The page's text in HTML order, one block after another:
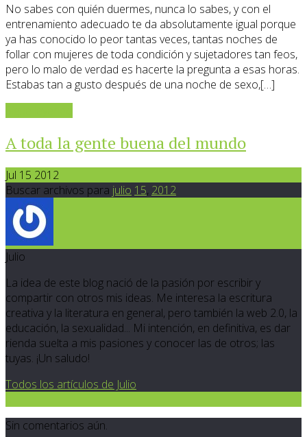
No sabes con quién duermes, nunca lo sabes, y con el
entrenamiento adecuado te da absolutamente igual porque
ya has conocido lo peor tantas veces, tantas noches de
follar con mujeres de toda condición y sujetadores tan feos,
pero lo malo de verdad es hacerte la pregunta a esas horas.
Estabas tan a gusto después de una noche de sexo,[…]
A toda la gente buena del mundo
Jul 15 2012
Buscar archivos para julio 15, 2012
Julio
La idea de este blog nació de la pasión por escribir y
compartir con otros mis ideas. Me interesa la escritura
creativa y la literatura en general, pero también la web 2.0, la
educación, la sexualidad... Mi intención, en definitiva, es dar
rienda suelta a mis pasiones y conocer las de otros; las
tuyas. ¡Un saludo!
Todos los artículos de Julio
Sin comentarios aún.